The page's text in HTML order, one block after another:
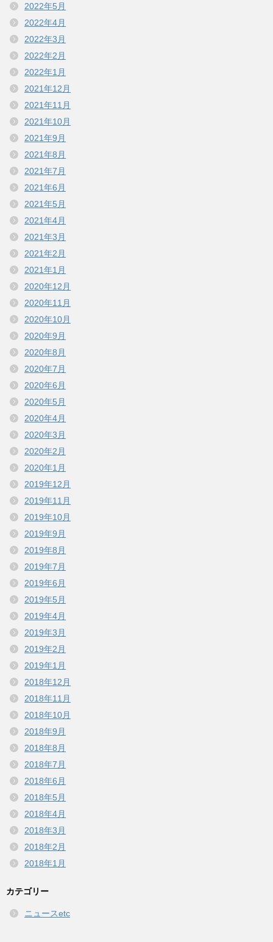
2022年5月
2022年4月
2022年3月
2022年2月
2022年1月
2021年12月
2021年11月
2021年10月
2021年9月
2021年8月
2021年7月
2021年6月
2021年5月
2021年4月
2021年3月
2021年2月
2021年1月
2020年12月
2020年11月
2020年10月
2020年9月
2020年8月
2020年7月
2020年6月
2020年5月
2020年4月
2020年3月
2020年2月
2020年1月
2019年12月
2019年11月
2019年10月
2019年9月
2019年8月
2019年7月
2019年6月
2019年5月
2019年4月
2019年3月
2019年2月
2019年1月
2018年12月
2018年11月
2018年10月
2018年9月
2018年8月
2018年7月
2018年6月
2018年5月
2018年4月
2018年3月
2018年2月
2018年1月
カテゴリー
ニュースetc